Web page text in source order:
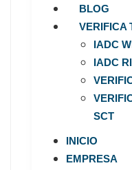
BLOG
VERIFICA
IADC
IADC
SCT
INICIO
EMPRESA